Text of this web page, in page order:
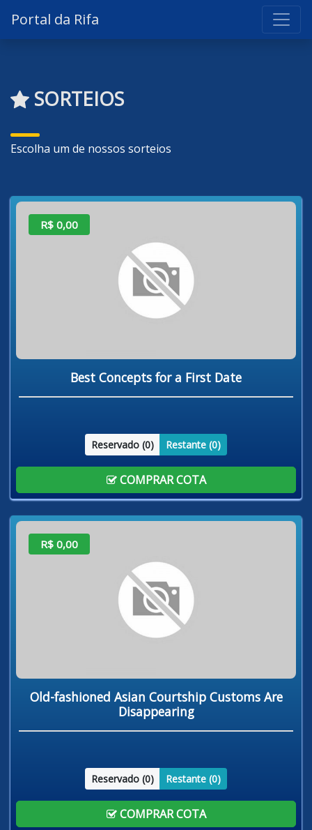
Portal da Rifa
SORTEIOS
Escolha um de nossos sorteios
R$ 0,00
Best Concepts for a First Date
Reservado (0) Restante (0)
COMPRAR COTA
R$ 0,00
Old-fashioned Asian Courtship Customs Are
Disappearing
Reservado (0) Restante (0)
COMPRAR COTA